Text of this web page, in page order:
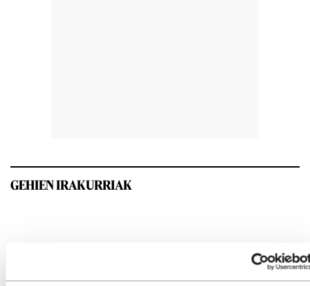
GEHIEN IRAKURRIAK